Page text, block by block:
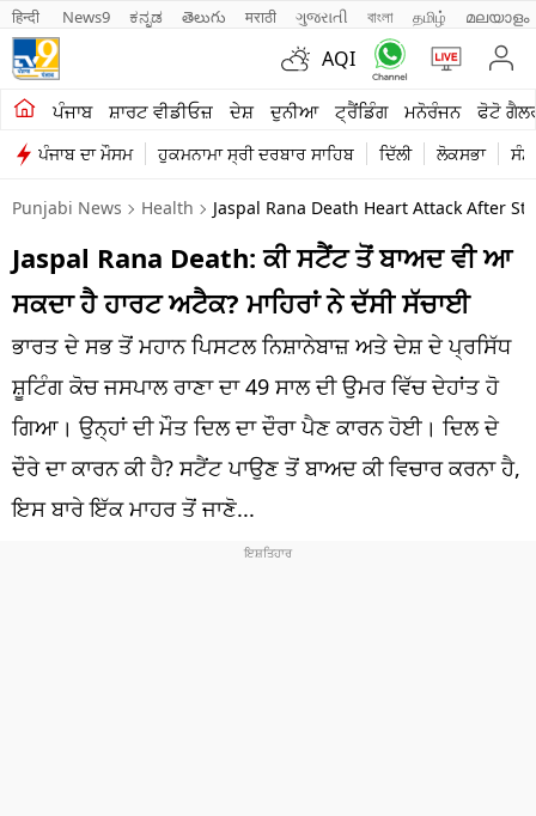
हिन्दी News9 ಕನ್ನಡ తెలుగు मराठी ગુજરાતી বাংলা தமிழ் മലയാളം
AQI
ਪੰਜਾਬ ਸ਼ਾਰਟ ਵੀਡੀਓਜ਼ ਦੇਸ਼ ਦੁਨੀਆ ਟ੍ਰੈਂਡਿੰਗ ਮਨੋਰੰਜਨ ਫੋਟੋ
ਪੰਜਾਬ ਦਾ ਮੌਸਮ ਹੁਕਮਨਾਮਾ ਸ੍ਰੀ ਦਰਬਾਰ ਸਾਹਿਬ ਦਿੱਲੀ ਲੋਕਸਭਾ
ਖੇਤੀਬਾੜੀ
ਸ਼ਾਰਟ ਵੀਡੀਓਜ਼
ਕਾਰੋਬਾਰ
ਕਰਿਅਰ
ਦੇਸ਼
ਲਾਈਫ ਸਟਾਈਲ
ਪੰਜਾਬ
Punjabi News Health Jaspal Rana Death Heart Attack After
Jaspal Rana Death: ਕੀ ਸਟੈਂਟ ਤੋਂ ਬਾਅਦ ਵੀ ਆ
ਸਕਦਾ ਹੈ ਹਾਰਟ ਅਟੈਕ? ਮਾਹਿਰਾਂ ਨੇ ਦੱਸੀ ਸੱਚਾਈ
ਭਾਰਤ ਦੇ ਸਭ ਤੋਂ ਮਹਾਨ ਪਿਸਟਲ ਨਿਸ਼ਾਨੇਬਾਜ਼ ਅਤੇ ਦੇਸ਼ ਦੇ ਪ੍ਰਸਿੱਧ
ਸ਼ੂਟਿੰਗ ਕੋਚ ਜਸਪਾਲ ਰਾਣਾ ਦਾ 49 ਸਾਲ ਦੀ ਉਮਰ ਵਿੱਚ ਦੇਹਾਂਤ ਹੋ
ਗਿਆ। ਉਨ੍ਹਾਂ ਦੀ ਮੌਤ ਦਿਲ ਦਾ ਦੌਰਾ ਪੈਣ ਕਾਰਨ ਹੋਈ। ਦਿਲ ਦੇ
ਦੌਰੇ ਦਾ ਕਾਰਨ ਕੀ ਹੈ? ਸਟੈਂਟ ਪਾਉਣ ਤੋਂ ਬਾਅਦ ਕੀ ਵਿਚਾਰ ਕਰਨਾ ਹੈ,
ਇਸ ਬਾਰੇ ਇੱਕ ਮਾਹਰ ਤੋਂ ਜਾਣੋ...